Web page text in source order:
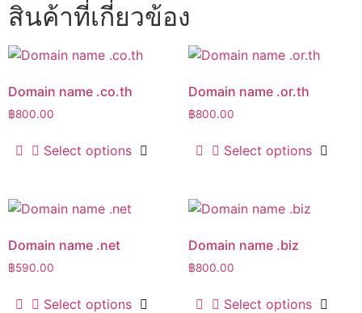
สินค้าที่เกี่ยวข้อง
Domain name .co.th
฿800.00
Select options
Domain name .or.th
฿800.00
Select options
Domain name .net
฿590.00
Select options
Domain name .biz
฿800.00
Select options